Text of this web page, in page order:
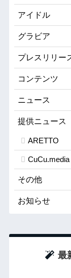
アイドル
グラビア
プレスリリー
コンテンツ
ニュース
提供ニュース
ARETTO
CuCu.media
その他
お知らせ
最